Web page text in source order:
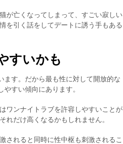
が亡くなってしまって、すごい寂しい
を引く話をしてデートに誘う手もある
すいかも
ます。だから最も性に対して開放的な
すい傾向にあります。
ワンナイトラブを許容しやすいことが
れだけ高くなるかもしれません。
されると同時に性中枢も刺激されるこ